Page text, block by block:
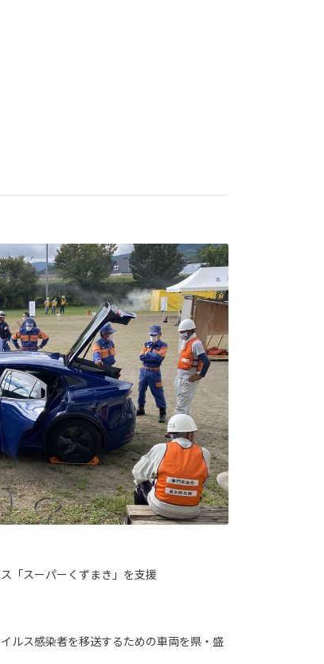
「スーパーくずまき」を支援
ルス感染者を移送するための車両を県・盛